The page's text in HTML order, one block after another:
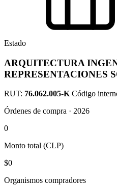
Estado
ARQUITECTURA
REPRESENTACIONES
RUT: 76.062.005-K Código
Órdenes de compra · 2026
0
Monto total (CLP)
$0
Organismos compradores